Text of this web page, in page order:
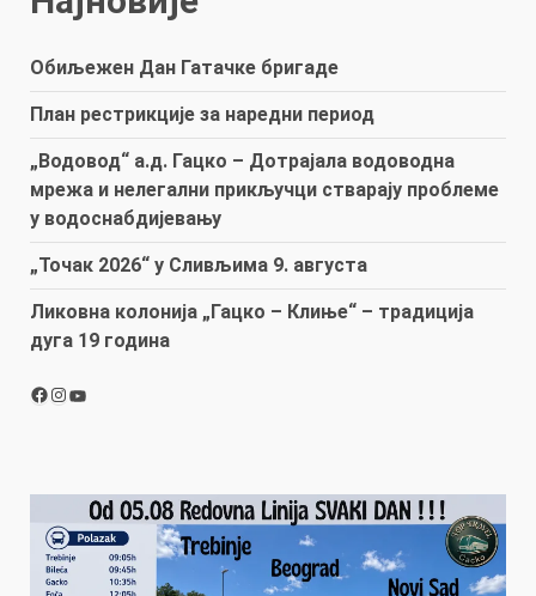
Обиљежен Дан Гатачке бригаде
План рестрикције за наредни период
„Водовод“ а.д. Гацко – Дотрајала водоводна
мрежа и нелегални прикључци стварају проблеме
у водоснабдијевању
„Точак 2026“ у Сливљима 9. августа
Ликовна колонија „Гацко – Клиње“ – традиција
дуга 19 година
Facebook
Instagram
YouTube